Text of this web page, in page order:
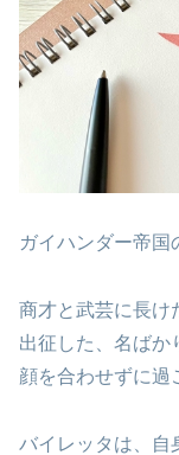
ガイハンダー帝国
商才と武芸に長け
出征した、名ばか
顔を合わせずに過
バイレッタは、自